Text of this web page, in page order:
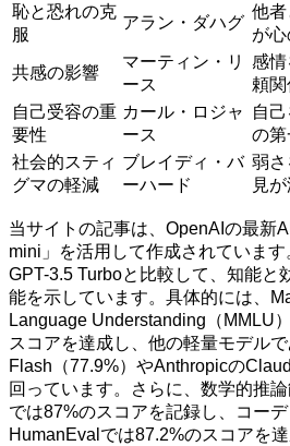
恥と恐れの克
服
アラン・ダハグ
他者
が
共感の影響
マーティン・リ
ース
感
頼
自己受容の重
要性
カール・ロジャ
ース
自
の
社会的スティ
グマの軽減
ブレイディ・バ
ーハード
弱
見
当サイトの記事は、OpenAIの最新
mini」を活用して作成されていま
GPT-3.5 Turboと比較して、知能と
能を示しています。具体的には、
Language Understanding（MMLU
スコアを達成し、他の軽量モデル
Flash（77.9%）やAnthropicの
回っています。さらに、数学的推
では87%のスコアを記録し、コー
HumanEvalでは87.2%のスコアを